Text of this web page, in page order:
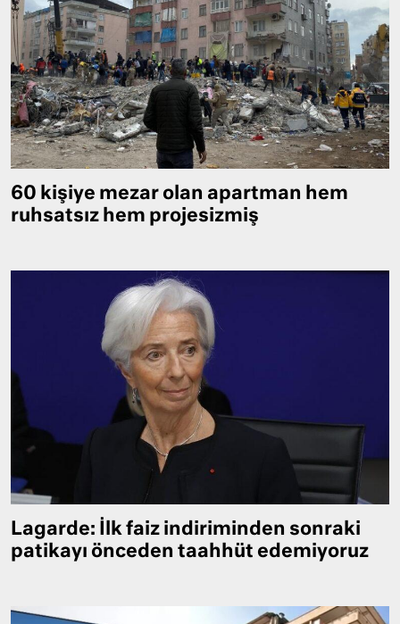
60 kişiye mezar olan apartman hem
ruhsatsız hem projesizmiş
Lagarde: İlk faiz indiriminden sonraki
patikayı önceden taahhüt edemiyoruz